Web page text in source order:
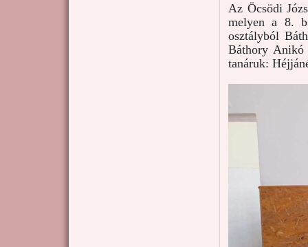
Az Öcsödi
melyen a 8. b
osztályból
Báthory Anikó
tanáruk: